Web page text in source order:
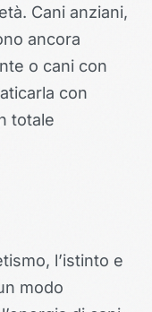
Cani anziani,
ancora
o cani con
con
totale
l’istinto e
modo